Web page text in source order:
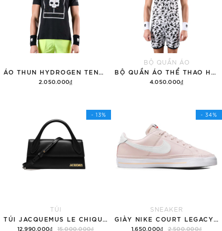
2.050.000₫
BỘ QUẦN ÁO
4.050.000₫
- 13%
TÚI
12.990.000₫ 15.000.000₫
- 34%
SNEAKER
1.650.000₫ 2.500.000₫